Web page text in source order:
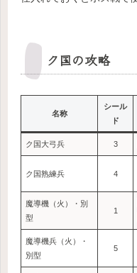
ク国の攻略
名称
シール
ド
ク国大弓兵 3
ク国熟練兵 4
魔導機（火）・別
型
1
魔導機兵（火）・
別型
5